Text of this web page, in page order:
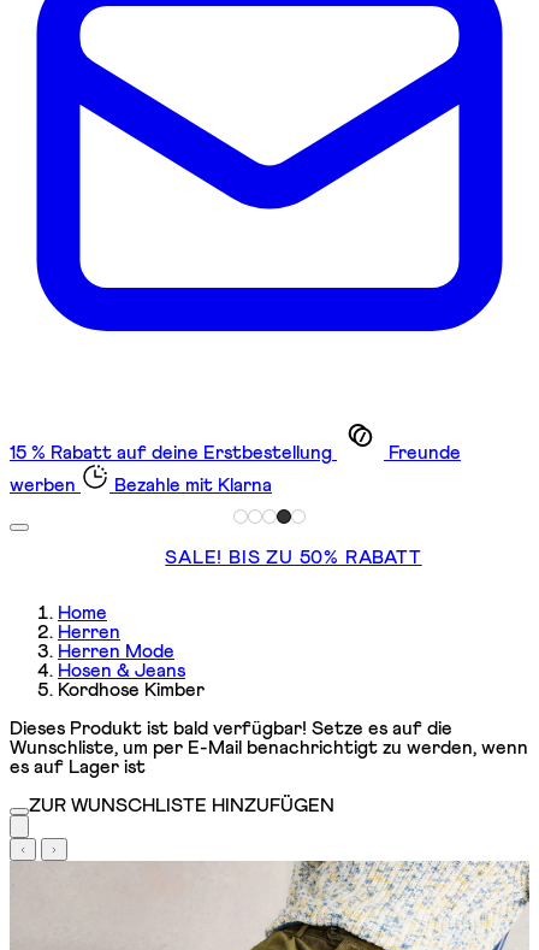
15 % Rabatt auf deine Erstbestellung
Freunde
werben
Bezahle mit Klarna
SALE! BIS ZU 50% RABATT
Home
Herren
Herren Mode
Hosen & Jeans
Kordhose Kimber
Dieses Produkt ist bald verfügbar! Setze es auf die
Wunschliste, um per E-Mail benachrichtigt zu werden, wenn
es auf Lager ist
ZUR WUNSCHLISTE HINZUFÜGEN